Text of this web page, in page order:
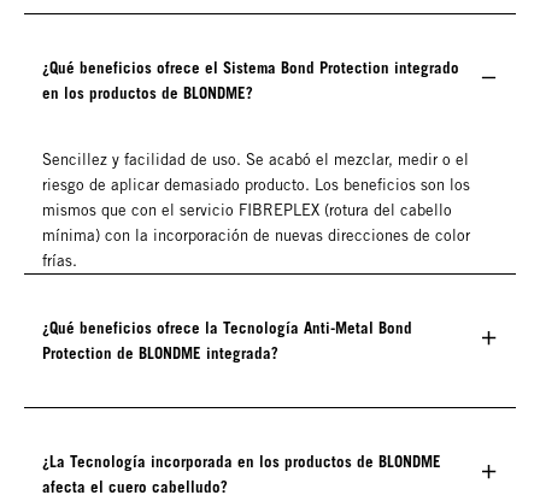
¿Qué beneficios ofrece el Sistema Bond Protection integrado
en los productos de BLONDME?
Sencillez y facilidad de uso. Se acabó el mezclar, medir o el
riesgo de aplicar demasiado producto. Los beneficios son los
mismos que con el servicio FIBREPLEX (rotura del cabello
mínima) con la incorporación de nuevas direcciones de color
frías.
¿Qué beneficios ofrece la Tecnología Anti-Metal Bond
Protection de BLONDME integrada?
¿La Tecnología incorporada en los productos de BLONDME
afecta el cuero cabelludo?